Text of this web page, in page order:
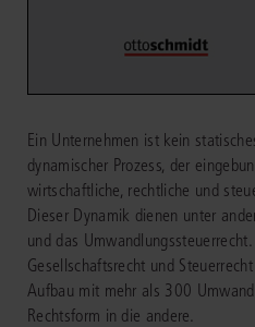
Ein Unternehmen ist kein
dynamischer Prozess, der
wirtschaftliche, rechtliche und
Dieser Dynamik dienen unter
und das
Gesellschaftsrecht und
Aufbau mit mehr als 300
Rechtsform in die andere.